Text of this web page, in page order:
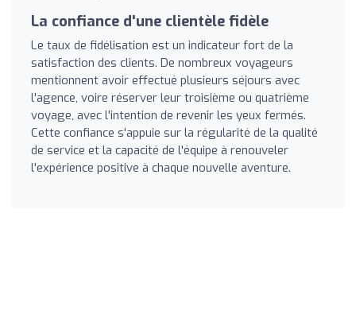
La confiance d'une clientèle fidèle
Le taux de fidélisation est un indicateur fort de la
satisfaction des clients. De nombreux voyageurs
mentionnent avoir effectué plusieurs séjours avec
l'agence, voire réserver leur troisième ou quatrième
voyage, avec l'intention de revenir les yeux fermés.
Cette confiance s'appuie sur la régularité de la qualité
de service et la capacité de l'équipe à renouveler
l'expérience positive à chaque nouvelle aventure.